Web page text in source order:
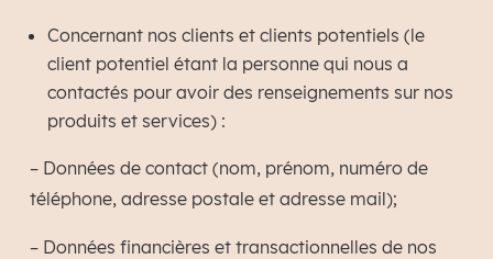
Concernant nos clients et clients potentiels (le
client potentiel étant la personne qui nous a
contactés pour avoir des renseignements sur nos
produits et services) :
– Données de contact (nom, prénom, numéro de
téléphone, adresse postale et adresse mail);
– Données financières et transactionnelles de nos